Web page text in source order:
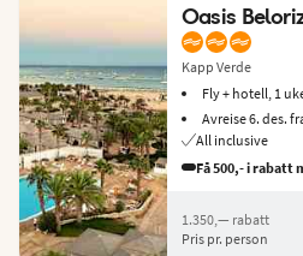
Oasis
Kapp Verde
Fly + hotell, 1
Avreise 6. des.
All inclusive
Få 500,- i rabatt
1.350,— rabatt
Pris pr. person